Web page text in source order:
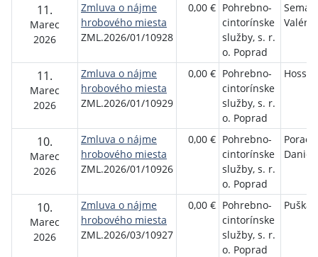
11.
Marec
2026
Zmluva o nájme
hrobového miesta
ZML.2026/01/10928
0,00 € Pohrebno-
cintorínske
služby, s. r.
o. Poprad
Valéria
11.
Marec
2026
Zmluva o nájme
hrobového miesta
ZML.2026/01/10929
0,00 € Pohrebno-
cintorínske
služby, s. r.
o. Poprad
10.
Marec
2026
Zmluva o nájme
hrobového miesta
ZML.2026/01/10926
0,00 € Pohrebno-
cintorínske
služby, s. r.
o. Poprad
10.
Marec
2026
Zmluva o nájme
hrobového miesta
ZML.2026/03/10927
0,00 € Pohrebno-
cintorínske
služby, s. r.
o. Poprad